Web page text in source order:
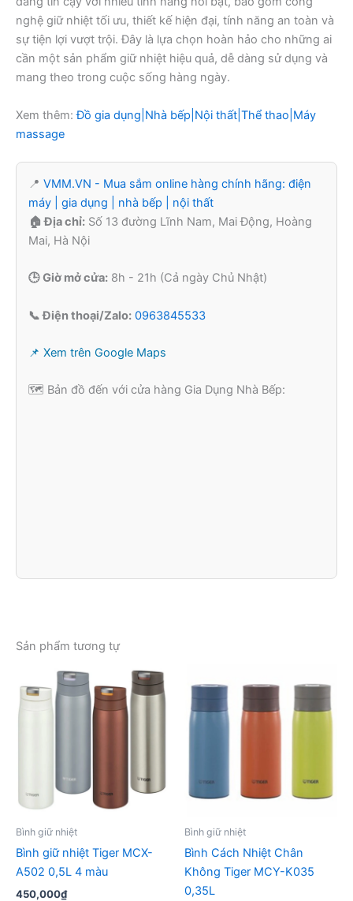
nghệ giữ nhiệt tối ưu, thiết kế hiện đại, tính năng an toàn và
sự tiện lợi vượt trội. Đây là lựa chọn hoàn hảo cho những ai
cần một sản phẩm giữ nhiệt hiệu quả, dễ dàng sử dụng và
mang theo trong cuộc sống hàng ngày.
Xem thêm:Đồ gia dụng|Nhà bếp|Nội thất|Thể thao|Máy
massage
📍 VMM.VN - Mua sắm online hàng chính hãng: điện
máy | gia dụng | nhà bếp | nội thất
🏠 Địa chỉ: Số 13 đường Lĩnh Nam, Mai Động, Hoàng
Mai, Hà Nội
🕒 Giờ mở cửa: 8h - 21h (Cả ngày Chủ Nhật)
📞 Điện thoại/Zalo: 0963845533
📌 Xem trên Google Maps
🗺️ Bản đồ đến với cửa hàng Gia Dụng Nhà Bếp:
Sản phẩm tương tự
Bình giữ nhiệt
Bình giữ nhiệt Tiger MCX-
A502 0,5L 4 màu
450,000₫
Bình giữ nhiệt
Bình Cách Nhiệt Chân
Không Tiger MCY-K035
0,35L